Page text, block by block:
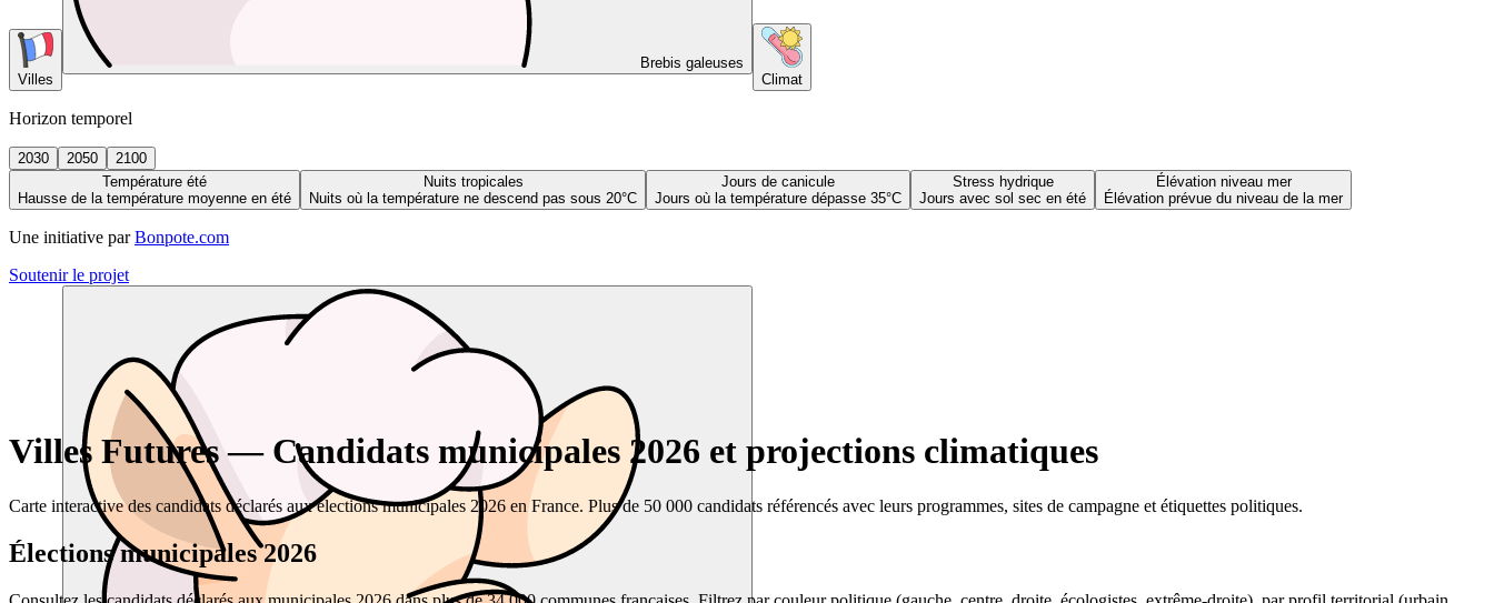
Villes
Brebis galeuses
Climat
Horizon temporel
2030 2050
2100
Température été
Hausse de la température moyenne en été
Nuits tropicales
Nuits où la température ne descend pas sous 20°C
Jours de canicule
Jours où la température dépasse 35°C
Stress hydrique
Jours avec sol sec en été
Élévation niveau mer
Élévation prévue du niveau de la mer
Une initiative par Bonpote.com
Soutenir le projet
Villes Futures — Candidats municipales 2026 et projections climatiques
Carte interactive des candidats déclarés aux élections municipales 2026 en France. Plus de 50 000 candidats référencés avec leurs programmes, sites de campagne et étiquettes politiques.
Élections municipales 2026